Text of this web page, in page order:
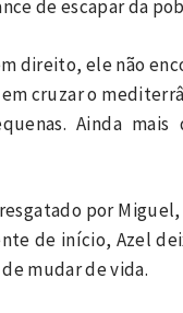
de escapar da
direito, ele não
cruzar o
Ainda
por
de início, Azel
mudar de vida.